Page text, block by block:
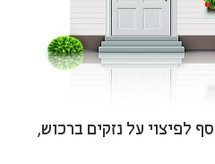
לפיצוי על נזקים ברכוש,